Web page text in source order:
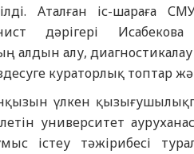
Аталған іс-шараға
дәрігері
алдын алу,
кураторлық топтар
үлкен
университет
істеу тәжірибесі